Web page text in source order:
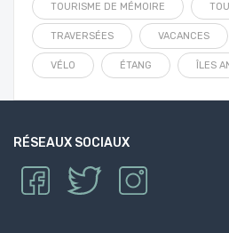
TOURISME DE MÉMOIRE
TRAVERSÉES VACANCES
VÉLO ÉTANG ÎLES
RÉSEAUX SOCIAUX